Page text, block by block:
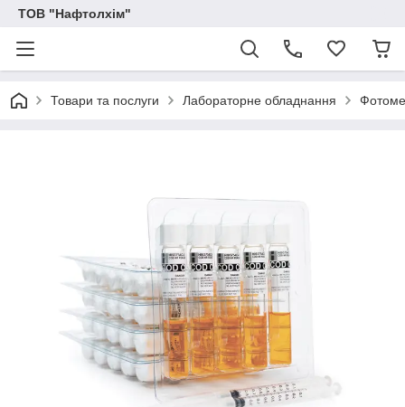
ТОВ "Нафтолхім"
Товари та послуги Лабораторне обладнання